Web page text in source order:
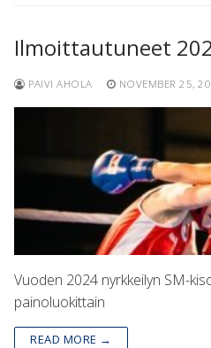
Ilmoittautuneet
PAIVI AHOLA NOVEMBER 25,
Vuoden 2024 nyrkkeilyn SM-
painoluokittain
READ MORE →